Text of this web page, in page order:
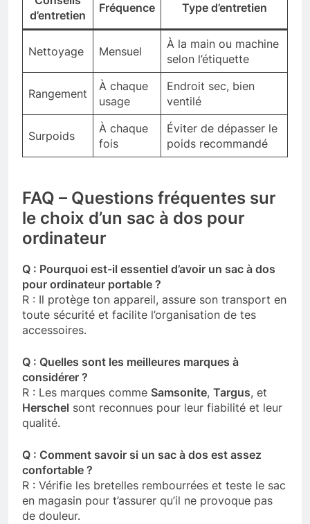
d’entretien
Fréquence Type d’entretien
Nettoyage Mensuel
À la main ou machine
selon l’étiquette
Rangement
À chaque
usage
Endroit sec, bien
ventilé
Surpoids
À chaque
fois
Éviter de dépasser le
poids recommandé
FAQ – Questions fréquentes sur
le choix d’un sac à dos pour
ordinateur
Q : Pourquoi est-il essentiel d’avoir un sac à dos
pour ordinateur portable ?
R : Il protège ton appareil, assure son transport en
toute sécurité et facilite l’organisation de tes
accessoires.
Q : Quelles sont les meilleures marques à
considérer ?
R : Les marques comme Samsonite, Targus, et
Herschel sont reconnues pour leur fiabilité et leur
qualité.
Q : Comment savoir si un sac à dos est assez
confortable ?
R : Vérifie les bretelles rembourrées et teste le sac
en magasin pour t’assurer qu’il ne provoque pas
de douleur.